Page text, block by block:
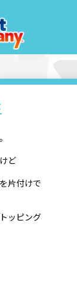
ど
片付けで
ッピング